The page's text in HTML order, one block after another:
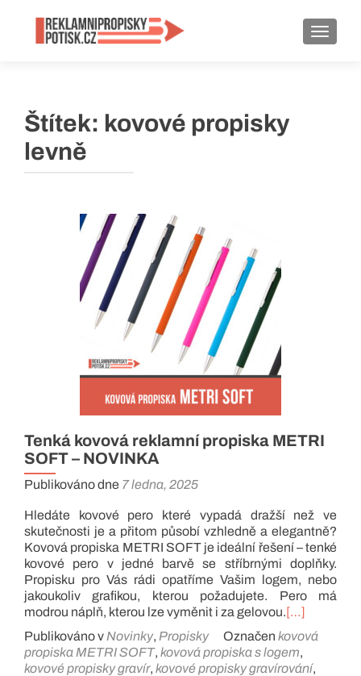
Štítek: kovové propisky
levně
Tenká kovová reklamní propiska METRI
SOFT – NOVINKA
Publikováno dne 7 ledna, 2025
Hledáte kovové pero které vypadá dražší než ve
skutečnosti je a přitom působí vzhledně a elegantně?
Kovová propiska METRI SOFT je ideální řešení – tenké
kovové pero v jedné barvě se stříbrnými doplňky.
Propisku pro Vás rádi opatříme Vašim logem, nebo
jakoukoliv grafikou, kterou požadujete. Pero má
modrou náplň, kterou lze vyměnit i za gelovou. […]
Publikováno v Novinky, Propisky Označen kovová
propiska METRI SOFT, kovová propiska s logem,
kovové propisky gravír, kovové propisky gravírování,